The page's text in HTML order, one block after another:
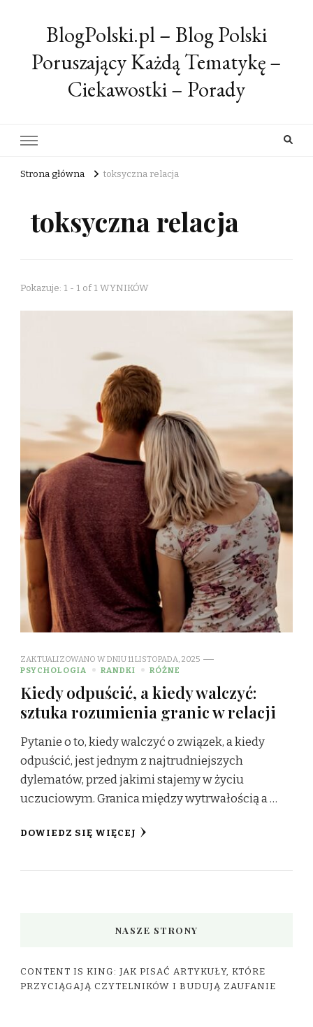
BlogPolski.pl – Blog Polski
Poruszający Każdą Tematykę –
Ciekawostki – Porady
Strona główna toksyczna relacja
toksyczna relacja
Pokazuje: 1 - 1 of 1 WYNIKÓW
ZAKTUALIZOWANO W DNIU11 LISTOPADA, 2025
PSYCHOLOGIA
RANDKI RÓŻNE
Kiedy odpuścić, a kiedy walczyć:
sztuka rozumienia granic w relacji
Pytanie o to, kiedy walczyć o związek, a kiedy
odpuścić, jest jednym z najtrudniejszych
dylematów, przed jakimi stajemy w życiu
uczuciowym. Granica między wytrwałością a …
DOWIEDZ SIĘ WIĘCEJ
NASZE STRONY
CONTENT IS KING: JAK PISAĆ ARTYKUŁY, KTÓRE
PRZYCIĄGAJĄ CZYTELNIKÓW I BUDUJĄ ZAUFANIE